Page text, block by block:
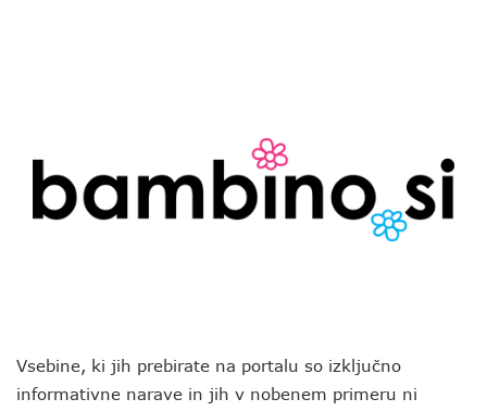
Vsebine, ki jih prebirate na portalu so izključno
informativne narave in jih v nobenem primeru ni